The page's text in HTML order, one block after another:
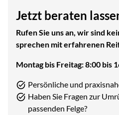
Jetzt beraten
Rufen Sie uns an, wir sind
sprechen mit erfahrenen
Montag bis Freitag: 8:00 bis
Persönliche und
Haben Sie Fragen zur
passenden Felge?